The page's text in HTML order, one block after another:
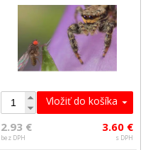
Vložiť do košíka
2.93 €
bez DPH
3.60 €
s DPH